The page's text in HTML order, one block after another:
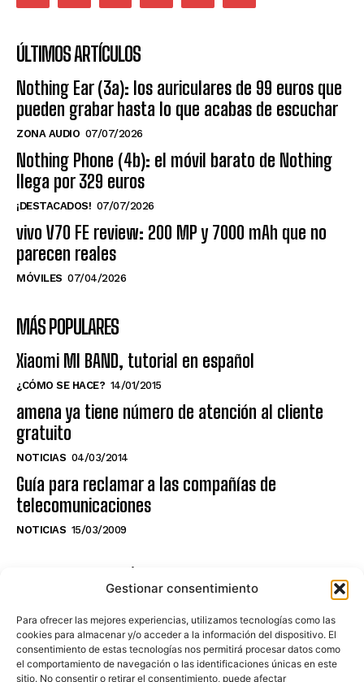
Gestionar consentimiento
Para ofrecer las mejores experiencias, utilizamos tecnologías como las
cookies para almacenar y/o acceder a la información del dispositivo. El
consentimiento de estas tecnologías nos permitirá procesar datos como
el comportamiento de navegación o las identificaciones únicas en este
sitio. No consentir o retirar el consentimiento, puede afectar
ÚLTIMOS ARTÍCULOS
Nothing Ear (3a): los auriculares de 99 euros que
pueden grabar hasta lo que acabas de escuchar
ZONA AUDIO 07/07/2026
Nothing Phone (4b): el móvil barato de Nothing
llega por 329 euros
¡DESTACADOS! 07/07/2026
vivo V70 FE review: 200 MP y 7000 mAh que no
parecen reales
MÓVILES 07/04/2026
MÁS POPULARES
Xiaomi MI BAND, tutorial en español
¿CÓMO SE HACE? 14/01/2015
amena ya tiene número de atención al cliente
gratuito
NOTICIAS 04/03/2014
Guía para reclamar a las compañías de
telecomunicaciones
NOTICIAS 15/03/2009
NO TE PIERDAS LO ÚLTIMO DEL CANAL
Haz clic en «Estoy de acuerdo» para